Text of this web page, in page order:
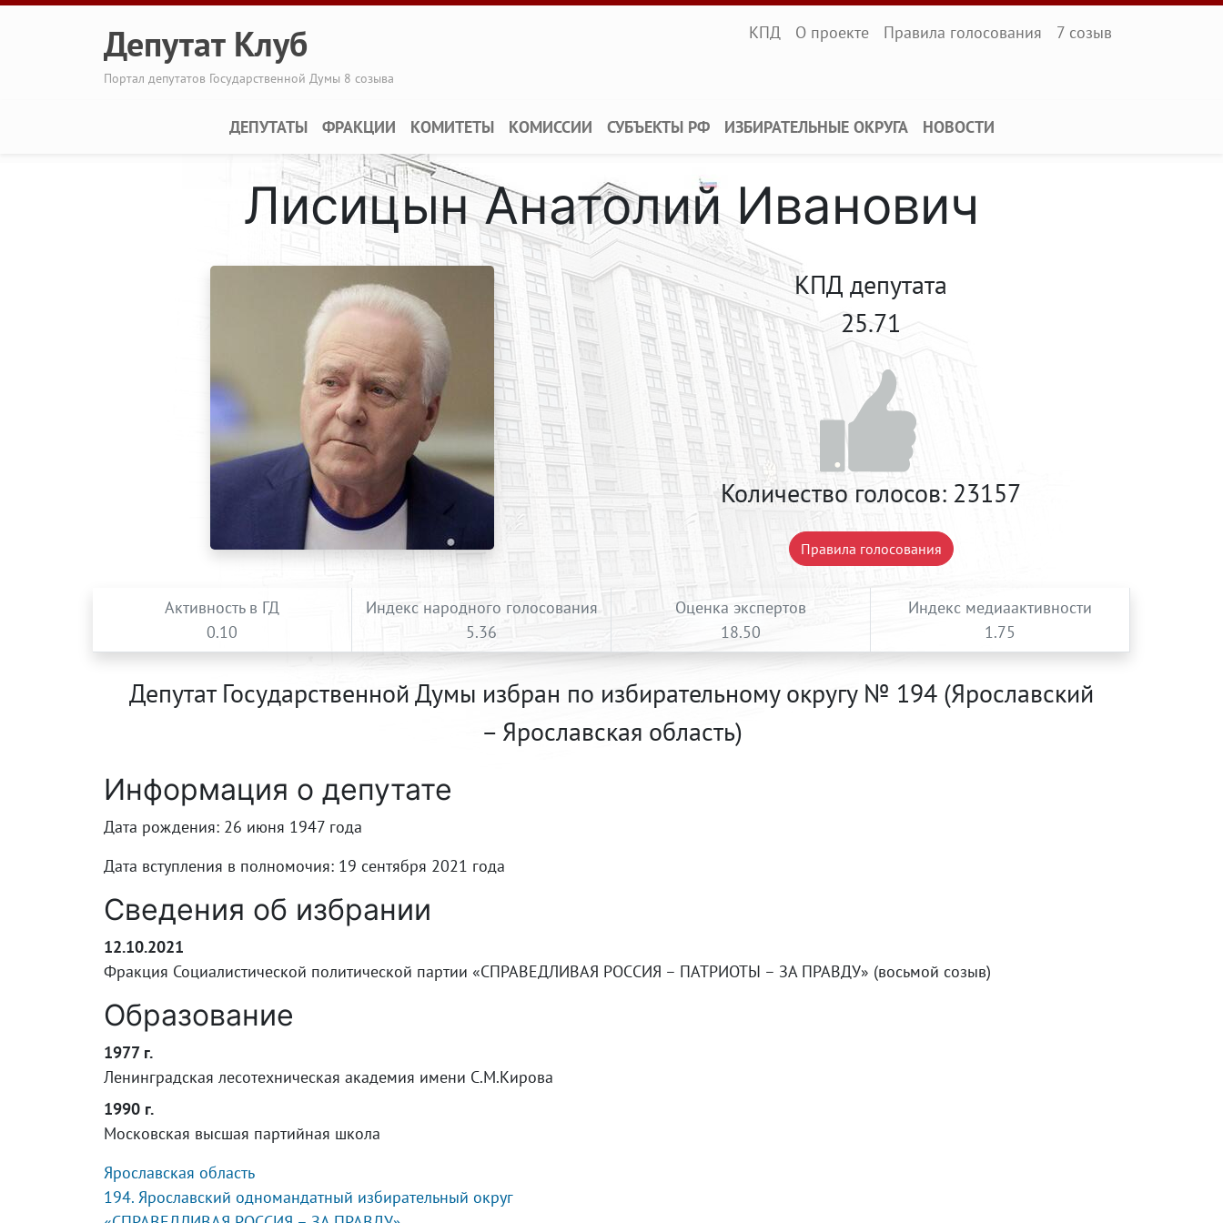
Перейти к основному содержанию
Депутат Клуб
Портал депутатов Государственной Думы 8 созыва
Infopanel
КПД О проекте Правила голосования 7 созыв
Main navigation
ДЕПУТАТЫ ФРАКЦИИ КОМИТЕТЫ КОМИССИИ СУБЪЕКТЫ РФ ИЗБИРАТЕЛЬНЫЕ ОКРУГА НОВОСТИ
Лисицын Анатолий Иванович
КПД депутата
25.71
Количество голосов: 23157
Правила голосования
Активность в ГД
0.10
Индекс народного голосования
5.36
Оценка экспертов
18.50
Индекс медиаактивности
1.75
Депутат Государственной Думы избран по избирательному округу № 194 (Ярославский
– Ярославская область)
Информация о депутате
Дата рождения: 26 июня 1947 года
Дата вступления в полномочия: 19 сентября 2021 года
Сведения об избрании
12.10.2021
Фракция Социалистической политической партии «СПРАВЕДЛИВАЯ РОССИЯ – ПАТРИОТЫ – ЗА ПРАВДУ» (восьмой созыв)
Образование
1977 г.
Ленинградская лесотехническая академия имени С.М.Кирова
1990 г.
Московская высшая партийная школа
Ярославская область
194. Ярославский одномандатный избирательный округ